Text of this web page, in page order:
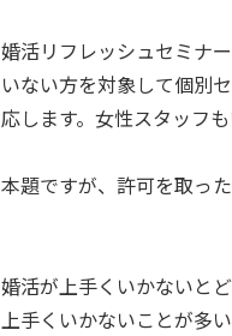
婚活リフレッシュセミナ
いない方を対象して個別
応します。女性スタッフ
本題ですが、許可を取っ
婚活が上手くいかないと
上手くいかないことが多い